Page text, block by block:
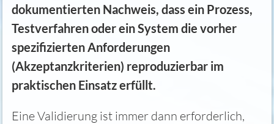
dokumentierten Nachweis, dass ein Prozess,
Testverfahren oder ein System die vorher
spezifizierten Anforderungen
(Akzeptanzkriterien) reproduzierbar im
praktischen Einsatz erfüllt.
Eine Validierung ist immer dann erforderlich,